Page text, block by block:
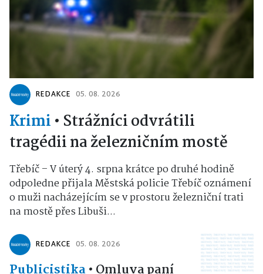
REDAKCE 05. 08. 2026
Krimi • Strážníci odvrátili
tragédii na železničním mostě
Třebíč – V úterý 4. srpna krátce po druhé hodině
odpoledne přijala Městská policie Třebíč oznámení
o muži nacházejícím se v prostoru železniční trati
na mostě přes Libuši...
REDAKCE 05. 08. 2026
Publicistika• Omluva paní